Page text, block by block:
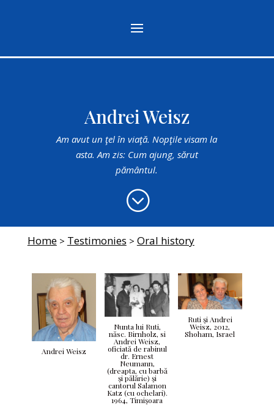
Andrei Weisz
Am avut un ţel în viaţă. Nopţile visam la
asta. Am zis: Cum ajung, sărut
pământul.
;
Home> Testimonies > Oral history
Andrei Weisz
Nunta lui Ruti,
născ. Birnholz, si
Andrei Weisz,
oficiată de rabinul
dr. Ernest
Neumann,
(dreapta, cu barbă
şi pălărie) şi
cantorul Salamon
Katz (cu ochelari).
1964, Timişoara
Ruti şi Andrei
Weisz, 2012,
Shoham, Israel